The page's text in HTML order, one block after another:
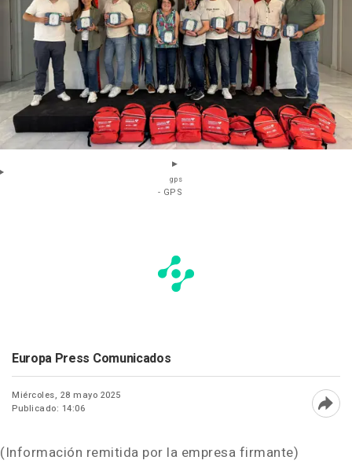
gps
- GPS
Europa Press Comunicados
Miércoles, 28 mayo 2025
Publicado: 14:06
(Información remitida por la empresa firmante)